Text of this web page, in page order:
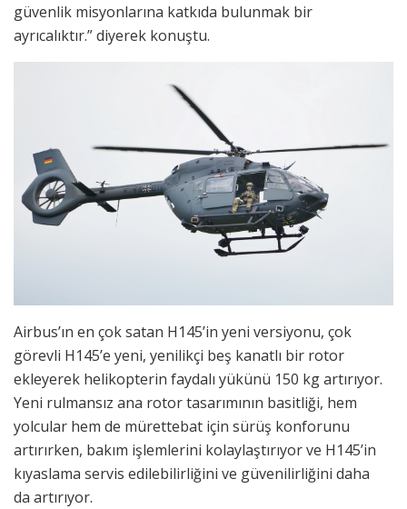
güvenlik misyonlarına katkıda bulunmak bir
ayrıcalıktır.” diyerek konuştu.
Airbus’ın en çok satan H145’in yeni versiyonu, çok
görevli H145’e yeni, yenilikçi beş kanatlı bir rotor
ekleyerek helikopterin faydalı yükünü 150 kg artırıyor.
Yeni rulmansız ana rotor tasarımının basitliği, hem
yolcular hem de mürettebat için sürüş konforunu
artırırken, bakım işlemlerini kolaylaştırıyor ve H145’in
kıyaslama servis edilebilirliğini ve güvenilirliğini daha
da artırıyor.